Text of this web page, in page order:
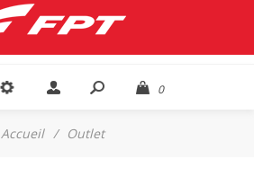
0
Accueil / Outlet